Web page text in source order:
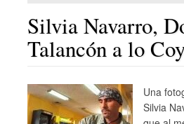
Silvia Navarro,
Talancón a lo
Una
Silvia